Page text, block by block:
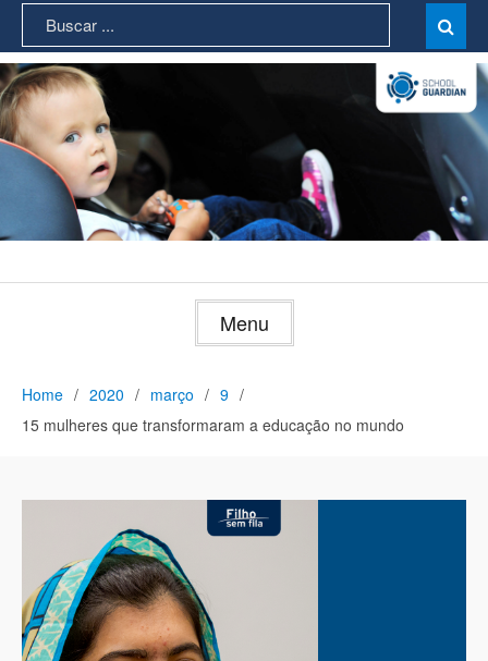
content
Search
for:

Menu
Home 2020 março
9
15 mulheres que transformaram a educação no mundo